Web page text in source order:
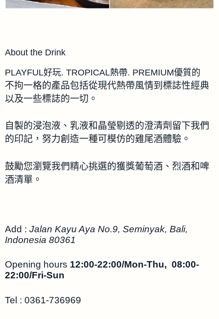
About the Drink
PLAYFUL好玩. TROPICAL熱帶. PREMIUM優質的
不拘一格的產品包括從現代熱帶風情到標誌性經典
以及一些標誌的一切。
自製的浸泡液、乳液和晶瑩剔透的澄清劑留下我們
的印記，努力創造一種可模仿的雞尾酒體驗。
鼓勵您瀏覽我們精心挑選的獲獎葡萄酒、烈酒和啤
酒清單。
Add : Jalan Kayu Aya No.9, Seminyak, Bali,
Indonesia 80361
Opening hours 12:00-22:00/Mon-Thu, 08:00-
22:00/Fri-Sun
Tel : 0361-736969